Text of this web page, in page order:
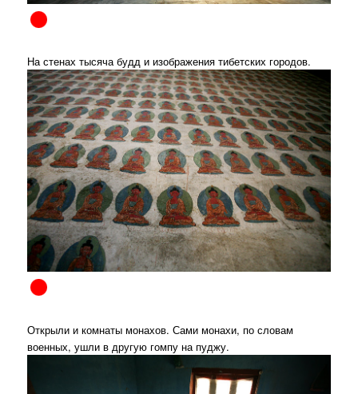
На стенах тысяча будд и изображения тибетских городов.
Открыли и комнаты монахов. Сами монахи, по словам
военных, ушли в другую гомпу на пуджу.